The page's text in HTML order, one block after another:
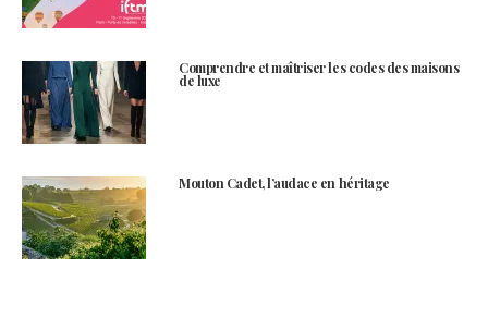
Comprendre et maîtriser les codes des maisons
de luxe
Mouton Cadet, l’audace en héritage